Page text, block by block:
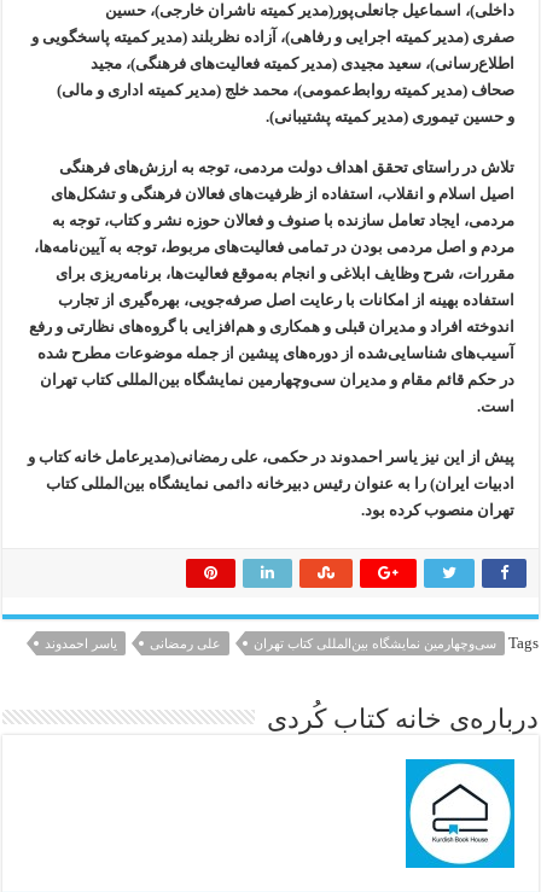
داخلی)، اسماعیل جانعلی‌پور(مدیر کمیته ناشران خارجی)، حسین
صفری (مدیر کمیته اجرایی و رفاهی)، آزاده نظربلند (مدیر کمیته پاسخگویی و
اطلاع‌رسانی)، سعید مجیدی (مدیر کمیته فعالیت‌های فرهنگی)، مجید
صحاف (مدیر کمیته روابط‌عمومی)، محمد خلج (مدیر کمیته اداری و مالی)
و حسین تیموری (مدیر کمیته پشتیبانی).
تلاش در راستای تحقق اهداف دولت مردمی، توجه به ارزش‌های فرهنگی
اصیل اسلام و انقلاب، استفاده از ظرفیت‌های فعالان فرهنگی و تشکل‌های
مردمی، ایجاد تعامل سازنده با صنوف و فعالان حوزه نشر و کتاب، توجه به
مردم و اصل مردمی بودن در تمامی فعالیت‌های مربوط، توجه به آیین‌نامه‌ها،
مقررات، شرح وظایف ابلاغی و انجام به‌موقع فعالیت‌ها، برنامه‌ریزی برای
استفاده بهینه از امکانات با رعایت اصل صرفه‌جویی، بهره‌گیری از تجارب
اندوخته افراد و مدیران قبلی و همکاری و هم‌افزایی با گروه‌های نظارتی و رفع
آسیب‌های شناسایی‌شده از دوره‌های پیشین از جمله موضوعات مطرح شده
در حکم قائم مقام و مدیران سی‌وچهارمین نمایشگاه بین‌المللی کتاب تهران
است.
پیش از این نیز یاسر احمدوند در حکمی، علی رمضانی(مدیرعامل خانه کتاب و
ادبیات ایران) را به عنوان رئیس دبیرخانه دائمی نمایشگاه بین‌المللی کتاب
تهران منصوب کرده بود.
Tags سی‌وچهارمین نمایشگاه بین‌المللی کتاب تهران علی رمضانی یاسر احمدوند
درباره‌ی خانه کتاب کُردی